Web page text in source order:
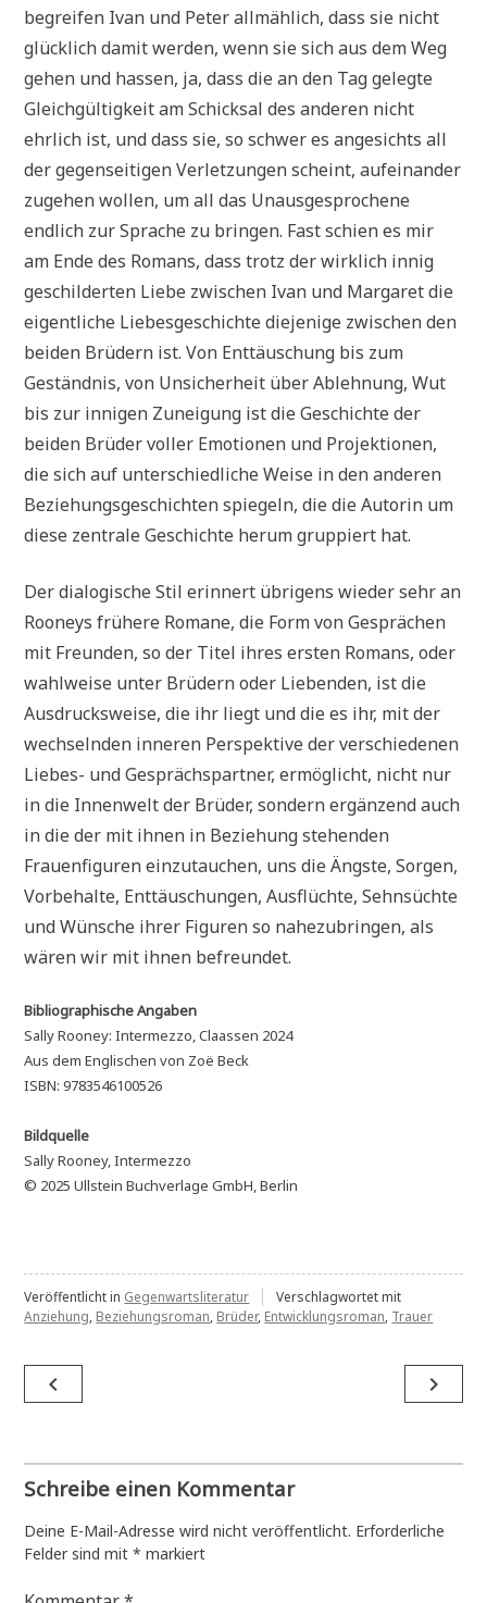
begreifen Ivan und Peter allmählich, dass sie nicht
glücklich damit werden, wenn sie sich aus dem Weg
gehen und hassen, ja, dass die an den Tag gelegte
Gleichgültigkeit am Schicksal des anderen nicht
ehrlich ist, und dass sie, so schwer es angesichts all
der gegenseitigen Verletzungen scheint, aufeinander
zugehen wollen, um all das Unausgesprochene
endlich zur Sprache zu bringen. Fast schien es mir
am Ende des Romans, dass trotz der wirklich innig
geschilderten Liebe zwischen Ivan und Margaret die
eigentliche Liebesgeschichte diejenige zwischen den
beiden Brüdern ist. Von Enttäuschung bis zum
Geständnis, von Unsicherheit über Ablehnung, Wut
bis zur innigen Zuneigung ist die Geschichte der
beiden Brüder voller Emotionen und Projektionen,
die sich auf unterschiedliche Weise in den anderen
Beziehungsgeschichten spiegeln, die die Autorin um
diese zentrale Geschichte herum gruppiert hat.
Der dialogische Stil erinnert übrigens wieder sehr an
Rooneys frühere Romane, die Form von Gesprächen
mit Freunden, so der Titel ihres ersten Romans, oder
wahlweise unter Brüdern oder Liebenden, ist die
Ausdrucksweise, die ihr liegt und die es ihr, mit der
wechselnden inneren Perspektive der verschiedenen
Liebes- und Gesprächspartner, ermöglicht, nicht nur
in die Innenwelt der Brüder, sondern ergänzend auch
in die der mit ihnen in Beziehung stehenden
Frauenfiguren einzutauchen, uns die Ängste, Sorgen,
Vorbehalte, Enttäuschungen, Ausflüchte, Sehnsüchte
und Wünsche ihrer Figuren so nahezubringen, als
wären wir mit ihnen befreundet.
Bibliographische Angaben
Sally Rooney: Intermezzo, Claassen 2024
Aus dem Englischen von Zoë Beck
ISBN: 9783546100526
Bildquelle
Sally Rooney, Intermezzo
© 2025 Ullstein Buchverlage GmbH, Berlin
Veröffentlicht in Gegenwartsliteratur
Verschlagwortet mit
Anziehung, Beziehungsroman, Brüder, Entwicklungsroman, Trauer
Beitragsnavigation
navigate_before navigate_next
Schreibe einen Kommentar
Deine E-Mail-Adresse wird nicht veröffentlicht. Erforderliche
Felder sind mit* markiert